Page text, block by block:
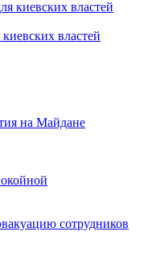
властей
на Майдане
сотрудников